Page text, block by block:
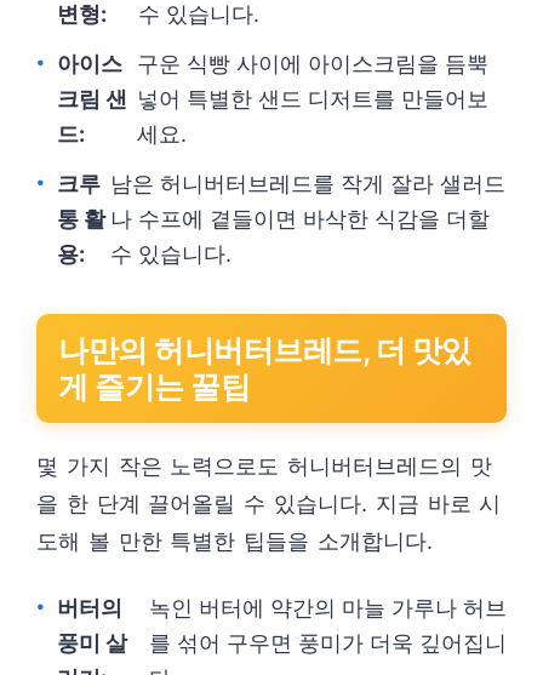
변형:
수 있습니다.
아이스
크림 샌
드:
구운 식빵 사이에 아이스크림을 듬뿍
넣어 특별한 샌드 디저트를 만들어보
세요.
크루
통 활
용:
남은 허니버터브레드를 작게 잘라 샐러드
나 수프에 곁들이면 바삭한 식감을 더할
수 있습니다.
나만의 허니버터브레드, 더 맛있
게 즐기는 꿀팁
몇 가지 작은 노력으로도 허니버터브레드의 맛
을 한 단계 끌어올릴 수 있습니다. 지금 바로 시
도해 볼 만한 특별한 팁들을 소개합니다.
버터의
풍미 살
녹인 버터에 약간의 마늘 가루나 허브
를 섞어 구우면 풍미가 더욱 깊어집니